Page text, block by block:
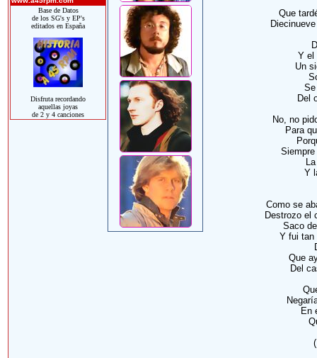
Base de Datos
de los SG's y EP's
editados en España
Disfruta recordando
aquellas joyas
de 2 y 4 canciones
Que
Y el
Un
Del
No, no
Para
Y
Como se
Destrozo el
Saco
Y fui tan
Que
Del
En